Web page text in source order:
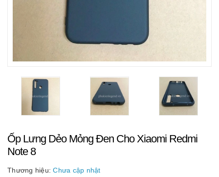
Ốp Lưng Dẻo Mỏng Đen Cho Xiaomi Redmi
Note 8
Thương hiệu: Chưa cập nhật